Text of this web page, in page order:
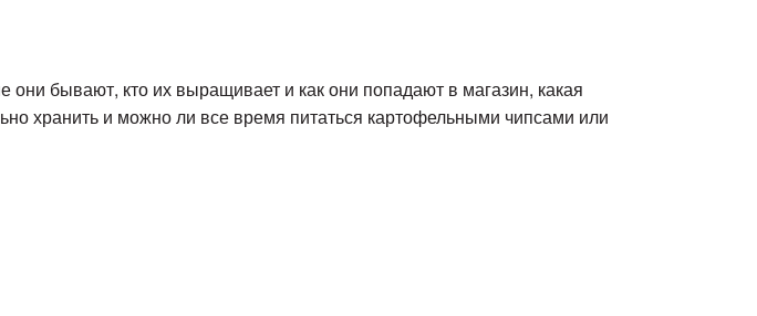
бывают, кто их выращивает и как они попадают в магазин, какая
хранить и можно ли все время питаться картофельными чипсами или